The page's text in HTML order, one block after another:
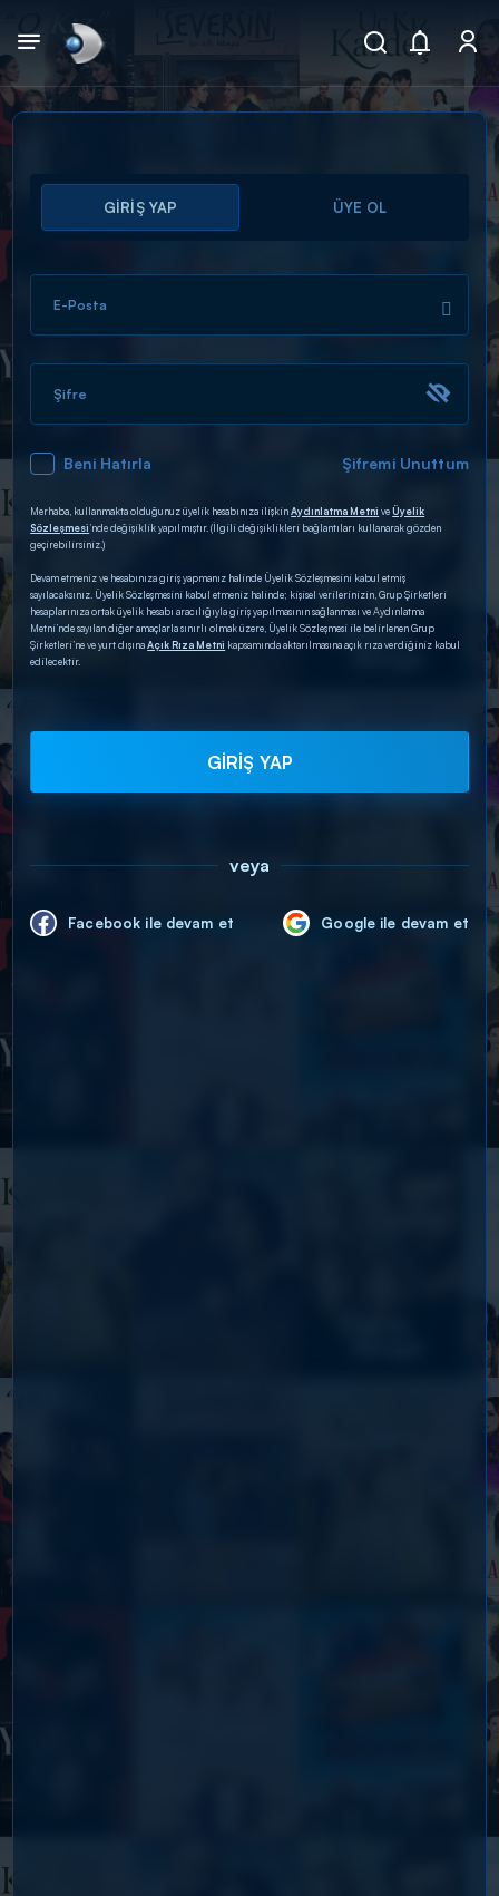
Arama
ARAMA SONUÇLARI
DİĞER SONUÇLAR
GİRİŞ YAP ÜYE OL
E-Posta
Şifre
Beni Hatırla Şifremi Unuttum
Merhaba, kullanmakta olduğunuz üyelik hesabınıza ilişkinAydınlatma Metni veÜyelik
Sözleşmesi’nde değişiklik yapılmıştır. (İlgili değişiklikleri bağlantıları kullanarak gözden
geçirebilirsiniz.)
Devam etmeniz ve hesabınıza giriş yapmanız halinde Üyelik Sözleşmesini kabul etmiş
sayılacaksınız. Üyelik Sözleşmesini kabul etmeniz halinde; kişisel verilerinizin, Grup Şirketleri
hesaplarınıza ortak üyelik hesabı aracılığıyla giriş yapılmasının sağlanması ve Aydınlatma
Metni’nde sayılan diğer amaçlarla sınırlı olmak üzere, Üyelik Sözleşmesi ile belirlenen Grup
Şirketleri’ne ve yurt dışınaAçık Rıza Metni kapsamında aktarılmasına açık rıza verdiğiniz kabul
edilecektir.
GİRİŞ YAP
veya
Facebook ile devam et Google ile devam et